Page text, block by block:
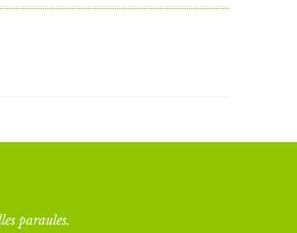
paraules.